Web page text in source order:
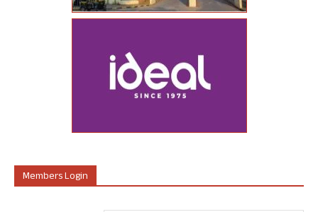
Members Login